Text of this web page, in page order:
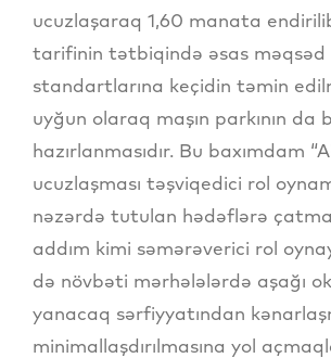
ucuzlaşaraq 1,60 manata
tarifinin tətbiqində əsas məqsəd
standartlarına keçidin təmin
uyğun olaraq maşın parkının da
hazırlanmasıdır. Bu baxımdam
ucuzlaşması təşviqedici rol
nəzərdə tutulan hədəflərə
addım kimi səmərəverici rol
də növbəti mərhələlərdə aşağı
yanacaq sərfiyyatından
minimallaşdırılmasına yol